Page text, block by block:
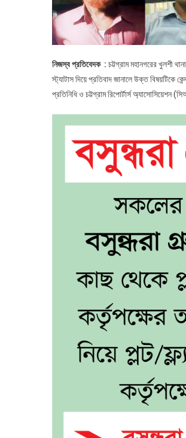
নিজস্ব প্রতিবেদক : চট্টগ্রাম মহানগরের খুলশী
স্ট্যাটাস দিয়ে প্রতিবাদ জানালে উক্ত বিষয়টিকে
প্রতিনিধি ও চট্টগ্রাম রিপোর্টার্স অ্যাসোসিয়েশন